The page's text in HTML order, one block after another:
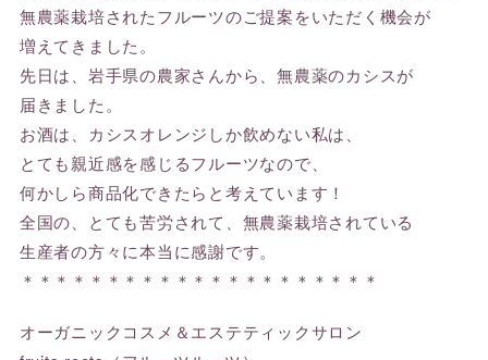
無農薬栽培されたフルーツのご提案をいただく機会が
増えてきました。
先日は、岩手県の農家さんから、無農薬のカシスが
届きました。
お酒は、カシスオレンジしか飲めない私は、
とても親近感を感じるフルーツなので、
何かしら商品化できたらと考えています！
全国の、とても苦労されて、無農薬栽培されている
生産者の方々に本当に感謝です。
＊＊＊＊＊＊＊＊＊＊＊＊＊＊＊＊＊＊＊＊＊
オーガニックコスメ＆エステティックサロン